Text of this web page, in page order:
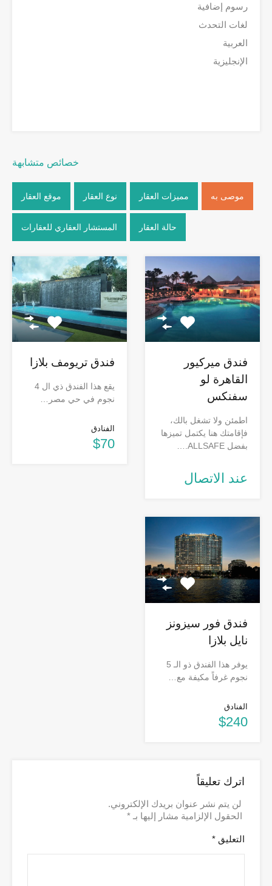
رسوم إضافية
لغات التحدث
العربية
الإنجليزية
خصائص متشابهة
موصى به مميزات العقار نوع العقار موقع العقار
حالة العقار المستشار العقاري للعقارات
فندق ميركيور
القاهرة لو
سفنكس
اطمئن ولا تشغل بالك،
فإقامتك هنا يكتمل تميزها
بفضل ALLSAFE.…
عند الاتصال
فندق تريومف بلازا
يقع هذا الفندق ذي ال 4
نجوم في حي مصر…
الفنادق
$70
فندق فور سيزونز
نايل بلازا
يوفر هذا الفندق ذو الـ 5
نجوم غرفاً مكيفة مع…
الفنادق
$240
اترك تعليقاً
لن يتم نشر عنوان بريدك الإلكتروني.
الحقول الإلزامية مشار إليها بـ *
التعليق *